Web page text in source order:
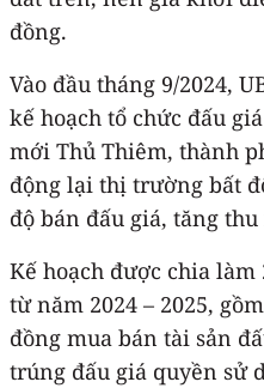
đồng.
Vào đầu tháng 9/2024,
kế hoạch tổ chức đấu
mới Thủ Thiêm, thành
động lại thị trường bất
độ bán đấu giá, tăng
Kế hoạch được chia
từ năm 2024 – 2025,
đồng mua bán tài sản
trúng đấu giá quyền sử